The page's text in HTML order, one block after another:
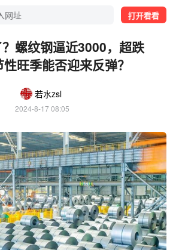
打开看看
螺纹钢逼近3000，超跌
旺季能否迎来反弹？
若水zsl
2024-8-17 08:05